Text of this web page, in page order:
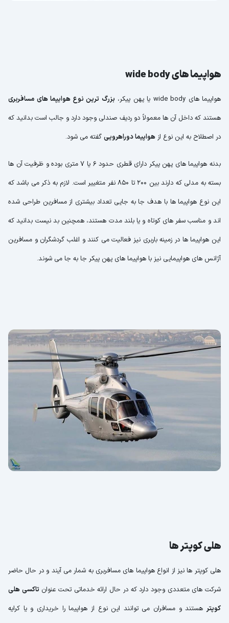
هواپیما های wide body
هواپیما های wide body یا پهن پیکر،
بزرگ ترین نوع هوایپما های مسافربری
هستند که داخل آن ها معمولاً دو ردیف صندلی وجود دارد و جالب است بدانید که
در اصطلاح به این نوع از هواپیما دوراهرویی گفته می شود.
بدنه هواپیما های پهن پیکر دارای قطری حدود 6 یا 7 متری بوده و ظرفیت آن ها
بسته به مدلی که دارند بین 200 تا 850 نفر متغییر است. لازم به ذکر می باشد که
این نوع هواپیما ها با هدف جا به جایی تعداد بیشتری از مسافرین طراحی شده
اند و مناسب سفر های کوتاه و یا بلند مدت هستند، همچنین بد نیست بدانید که
این هواپیما ها در زمینه باربری نیز فعالیت می کنند و اغلب گردشگران و مسافرین
آژانس های هواپیمایی نیز با هواپیما های پهن پیکر جا به جا می شوند.
هلی کوپتر ها
هلی کوپتر ها نیز از انواع هواپیما های مسافربری به شمار می آیند و در حال حاضر
شرکت های متعددی وجود دارد که در حال ارائه خدماتی تحت عنوان تاکسی هلی
کوپترهستند و مسافران می توانند این نوع از هواپیما را خریداری و یا کرایه